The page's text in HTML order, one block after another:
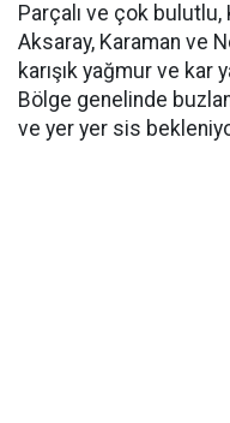
Parçalı ve çok bulutlu,
Aksaray, Karaman ve
karışık yağmur ve kar
Bölge genelinde
ve yer yer sis